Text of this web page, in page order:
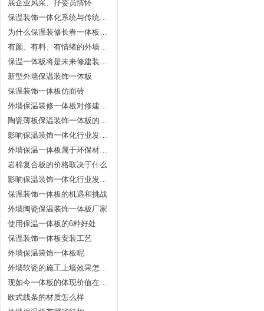
展企业风采、抒委员情怀
保温装饰一体化系统与传统薄抹灰系统的比较
为什么保温装修长春一体板这么受青睐？
有颜、有料、有情绪的外墙保温装修长春一体板
保温一体板将是未来修建装修开展的方向
新型外墙保温装饰一体板
保温装饰一体板仿面砖
外墙保温装修一体板对修建的详细效果表现
陶瓷薄板保温装饰一体板的广阔前景和无限商机
影响保温装饰一体化行业发展的主要因素
外墙保温一体板属于环保材料吗?
岩棉复合板的价格取决于什么
影响保温装饰一体化行业发展的主要因素
保温装饰一体板的机遇和挑战
外墙陶瓷保温装饰一体板厂家
使用保温一体板的6种好处
保温装饰一体板安装工艺
外墙保温装饰一体板呢
外墙软瓷的施工上墙效果怎么样？
现如今一体板的体现价值在哪里？
欧式线条的材质怎么样